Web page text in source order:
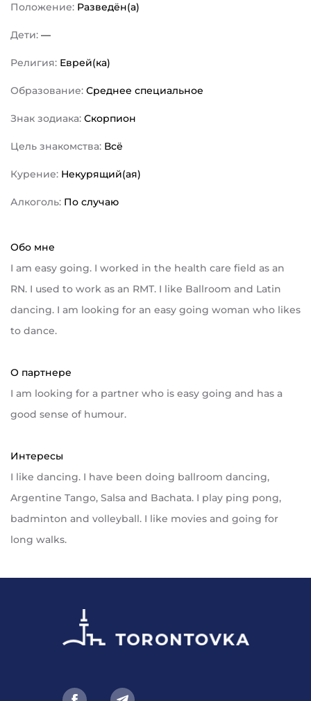
Положение: Разведён(а)
Дети: —
Религия: Еврей(ка)
Образование: Среднее специальное
Знак зодиака: Скорпион
Цель знакомства: Всё
Курение: Некурящий(ая)
Алкоголь: По случаю
Обо мне
I am easy going. I worked in the health care field as an
RN. I used to work as an RMT. I like Ballroom and Latin
dancing. I am looking for an easy going woman who likes
to dance.
О партнере
I am looking for a partner who is easy going and has a
good sense of humour.
Интересы
I like dancing. I have been doing ballroom dancing,
Argentine Tango, Salsa and Bachata. I play ping pong,
badminton and volleyball. I like movies and going for
long walks.